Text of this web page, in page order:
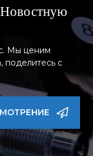
Мы ценим
поделитесь с